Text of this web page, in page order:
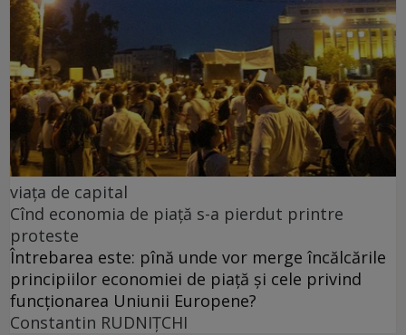
viața de capital
Cînd economia de piață s-a pierdut printre
proteste
Întrebarea este: pînă unde vor merge încălcările
principiilor economiei de piață și cele privind
funcționarea Uniunii Europene?
Constantin RUDNIŢCHI